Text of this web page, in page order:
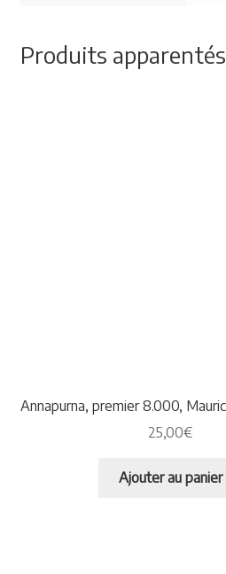
Produits apparentés
Annapurna, premier 8.000,
25,00€
Ajouter au panier